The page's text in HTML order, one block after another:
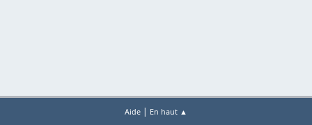
Aide | En haut ▲